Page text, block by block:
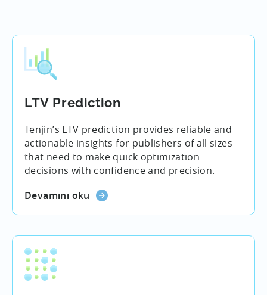
LTV Prediction
Tenjin’s LTV prediction provides reliable and
actionable insights for publishers of all sizes
that need to make quick optimization
decisions with confidence and precision.
Devamını oku